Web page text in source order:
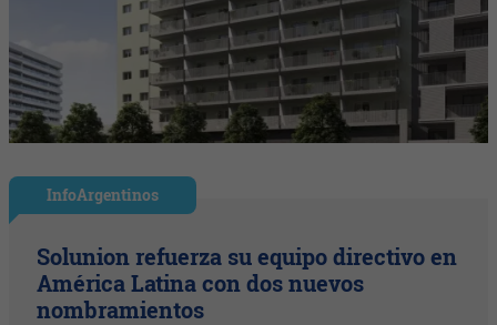
InfoArgentinos
Solunion refuerza su equipo directivo en
América Latina con dos nuevos
nombramientos